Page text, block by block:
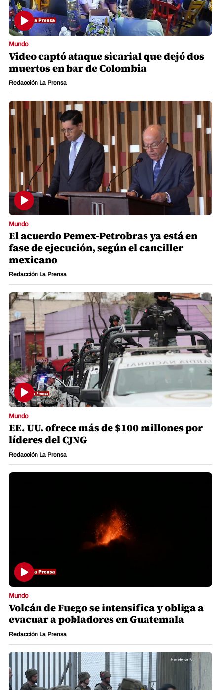
Mundo
Video captó ataque sicarial que dejó dos
muertos en bar de Colombia
Redacción La Prensa
Mundo
El acuerdo Pemex-Petrobras ya está en
fase de ejecución, según el canciller
mexicano
Redacción La Prensa
Mundo
EE. UU. ofrece más de $100 millones por
líderes del CJNG
Redacción La Prensa
Mundo
Volcán de Fuego se intensifica y obliga a
evacuar a pobladores en Guatemala
Redacción La Prensa